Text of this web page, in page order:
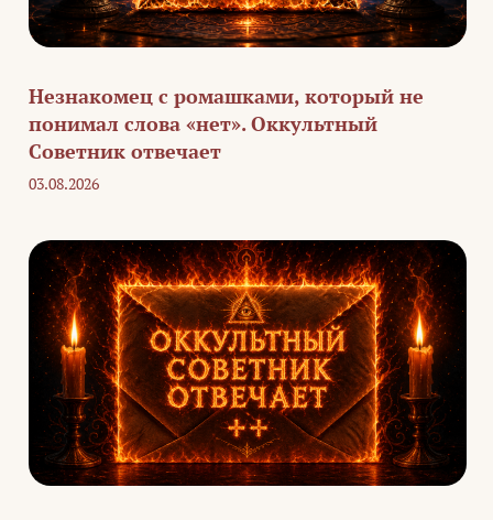
Незнакомец с ромашками, который не
понимал слова «нет». Оккультный
Советник отвечает
03.08.2026